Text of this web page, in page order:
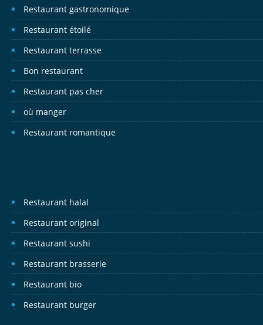
Restaurant gastronomique
Restaurant étoilé
Restaurant terrasse
Bon restaurant
Restaurant pas cher
où manger
Restaurant romantique
Restaurant halal
Restaurant original
Restaurant sushi
Restaurant brasserie
Restaurant bio
Restaurant burger